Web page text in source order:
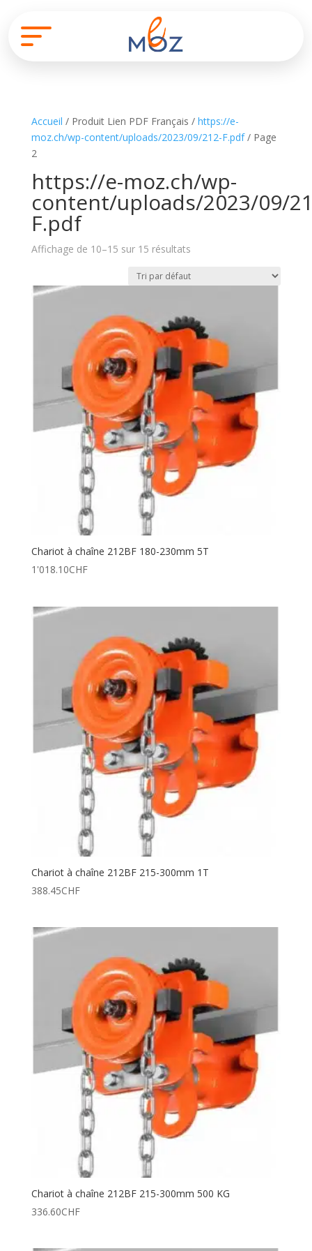
Accueil / Produit Lien PDF Français / https://e-
moz.ch/wp-content/uploads/2023/09/212-F.pdf/ Page
2
https://e-moz.ch/wp-
content/uploads/2023/09/
F.pdf
Affichage de 10–15 sur 15 résultats
Chariot à chaîne 212BF 180-230mm 5T
1'018.10CHF
Chariot à chaîne 212BF 215-300mm 1T
388.45CHF
Chariot à chaîne 212BF 215-300mm 500 KG
336.60CHF